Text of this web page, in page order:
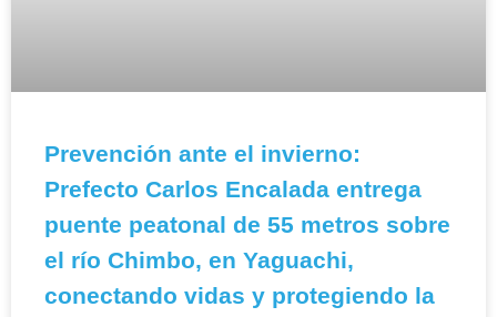
Prevención ante el invierno:
Prefecto Carlos Encalada entrega
puente peatonal de 55 metros sobre
el río Chimbo, en Yaguachi,
conectando vidas y protegiendo la